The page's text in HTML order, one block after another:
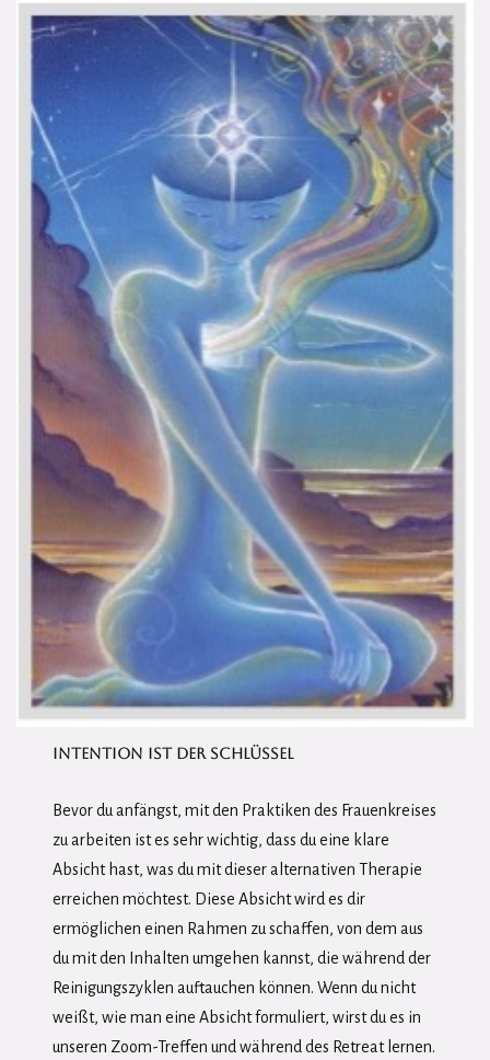
INTENTION IST DER SCHLÜSSEL
Bevor du anfängst, mit den Praktiken des Frauenkreises
zu arbeiten ist es sehr wichtig, dass du eine klare
Absicht hast, was du mit dieser alternativen Therapie
erreichen möchtest. Diese Absicht wird es dir
ermöglichen einen Rahmen zu schaffen, von dem aus
du mit den Inhalten umgehen kannst, die während der
Reinigungszyklen auftauchen können. Wenn du nicht
weißt, wie man eine Absicht formuliert, wirst du es in
unseren Zoom-Treffen und während des Retreat lernen.